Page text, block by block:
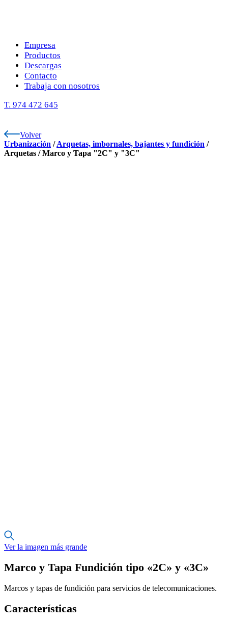
Empresa
Productos
Descargas
Contacto
Trabaja con nosotros
T. 974 472 645
Volver
Urbanización /Arquetas, imbornales, bajantes y fundición /
Arquetas /Marco y Tapa "2C" y "3C"
Ver la imagen más grande
Marco y Tapa Fundición tipo «2C» y «3C»
Marcos y tapas de fundición para servicios de telecomunicaciones.
Características